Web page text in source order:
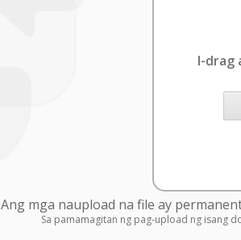
I-drag
Ang mga naupload na file ay
Sa pamamagitan ng pag-upload ng isang